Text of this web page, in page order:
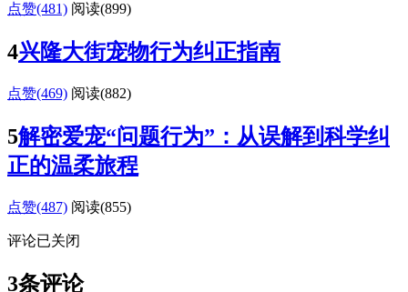
点赞(481) 阅读(899)
4兴隆大街宠物行为纠正指南
点赞(469) 阅读(882)
5解密爱宠“问题行为”：从误解到科学纠
正的温柔旅程
点赞(487) 阅读(855)
评论已关闭
3条评论